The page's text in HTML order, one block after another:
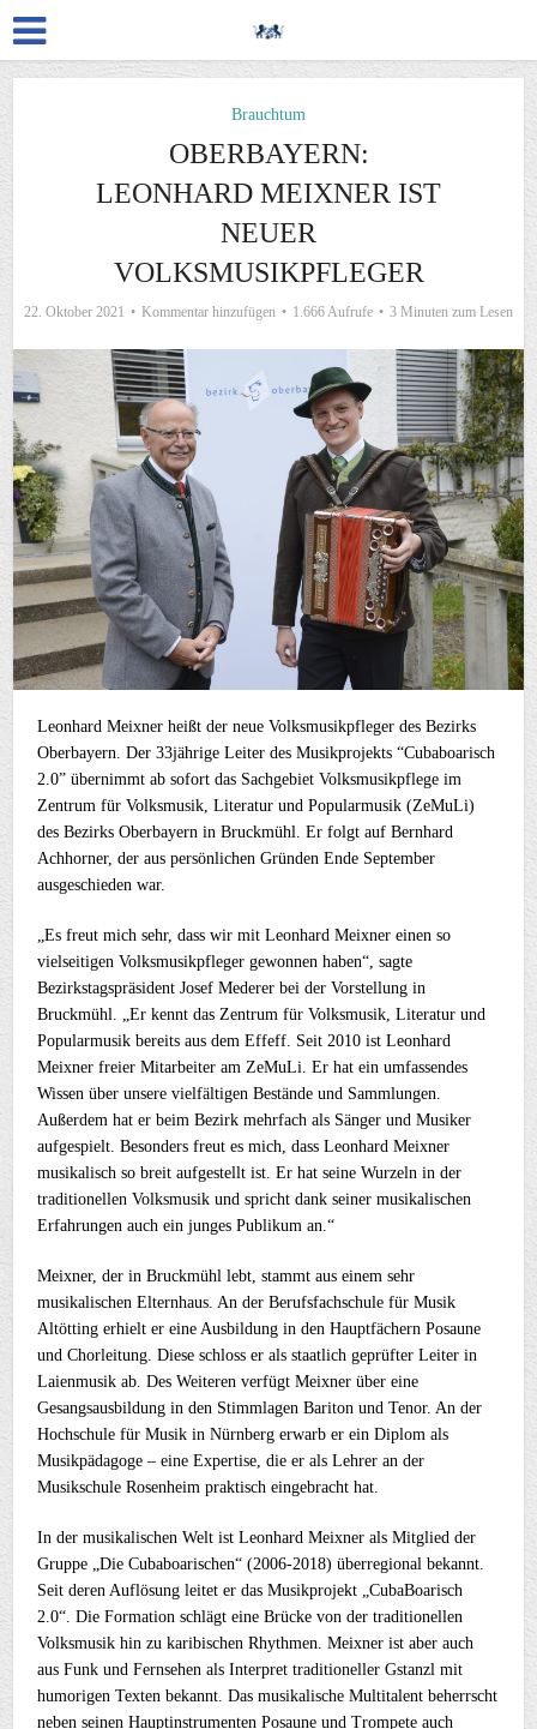
Brauchtum
OBERBAYERN:
LEONHARD MEIXNER IST
NEUER
VOLKSMUSIKPFLEGER
22. Oktober 2021 Kommentar hinzufügen 1.666 Aufrufe 3 Minuten zum Lesen
Leonhard Meixner heißt der neue Volksmusikpfleger des Bezirks
Oberbayern. Der 33jährige Leiter des Musikprojekts “Cubaboarisch
2.0” übernimmt ab sofort das Sachgebiet Volksmusikpflege im
Zentrum für Volksmusik, Literatur und Popularmusik (ZeMuLi)
des Bezirks Oberbayern in Bruckmühl. Er folgt auf Bernhard
Achhorner, der aus persönlichen Gründen Ende September
ausgeschieden war.
„Es freut mich sehr, dass wir mit Leonhard Meixner einen so
vielseitigen Volksmusikpfleger gewonnen haben“, sagte
Bezirkstagspräsident Josef Mederer bei der Vorstellung in
Bruckmühl. „Er kennt das Zentrum für Volksmusik, Literatur und
Popularmusik bereits aus dem Effeff. Seit 2010 ist Leonhard
Meixner freier Mitarbeiter am ZeMuLi. Er hat ein umfassendes
Wissen über unsere vielfältigen Bestände und Sammlungen.
Außerdem hat er beim Bezirk mehrfach als Sänger und Musiker
aufgespielt. Besonders freut es mich, dass Leonhard Meixner
musikalisch so breit aufgestellt ist. Er hat seine Wurzeln in der
traditionellen Volksmusik und spricht dank seiner musikalischen
Erfahrungen auch ein junges Publikum an.“
Meixner, der in Bruckmühl lebt, stammt aus einem sehr
musikalischen Elternhaus. An der Berufsfachschule für Musik
Altötting erhielt er eine Ausbildung in den Hauptfächern Posaune
und Chorleitung. Diese schloss er als staatlich geprüfter Leiter in
Laienmusik ab. Des Weiteren verfügt Meixner über eine
Gesangsausbildung in den Stimmlagen Bariton und Tenor. An der
Hochschule für Musik in Nürnberg erwarb er ein Diplom als
Musikpädagoge – eine Expertise, die er als Lehrer an der
Musikschule Rosenheim praktisch eingebracht hat.
In der musikalischen Welt ist Leonhard Meixner als Mitglied der
Gruppe „Die Cubaboarischen“ (2006-2018) überregional bekannt.
Seit deren Auflösung leitet er das Musikprojekt „CubaBoarisch
2.0“. Die Formation schlägt eine Brücke von der traditionellen
Volksmusik hin zu karibischen Rhythmen. Meixner ist aber auch
aus Funk und Fernsehen als Interpret traditioneller Gstanzl mit
humorigen Texten bekannt. Das musikalische Multitalent beherrscht
neben seinen Hauptinstrumenten Posaune und Trompete auch